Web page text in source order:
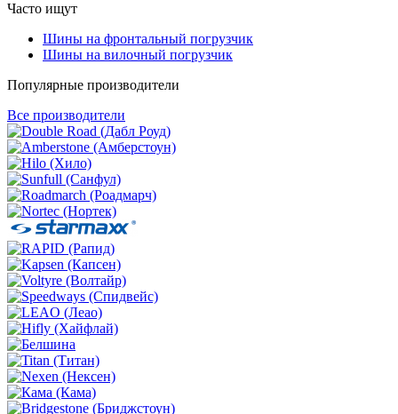
Часто ищут
Шины на фронтальный погрузчик
Шины на вилочный погрузчик
Популярные производители
Все производители